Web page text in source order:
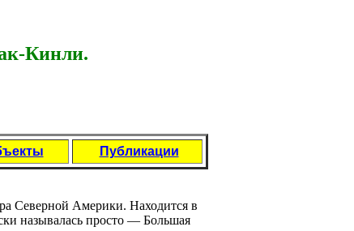
Кинли.
Публикации
Северной Америки. Находится в
назывaлась просто — Большая